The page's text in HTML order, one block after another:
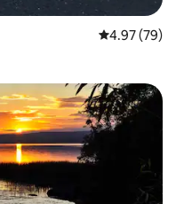
Ukadiriaji wa
4.97 (79)